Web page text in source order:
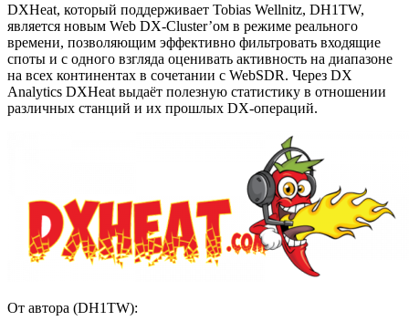
DXHeat, который поддерживает Tobias Wellnitz, DH1TW,
является новым Web DX-Cluster’ом в режиме реального
времени, позволяющим эффективно фильтровать входящие
споты и с одного взгляда оценивать активность на диапазоне
на всех континентах в сочетании с WebSDR. Через DX
Analytics DXHeat выдаёт полезную статистику в отношении
различных станций и их прошлых DX-операций.
От автора (DH1TW):